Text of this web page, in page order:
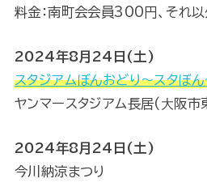
料金：南町会会員300円、それ
2024年8月24日(土)
スタジアムぼんおどり～スタぼん
ヤンマースタジアム長居(⼤阪
2024年8月24日(土)
今川納涼まつり